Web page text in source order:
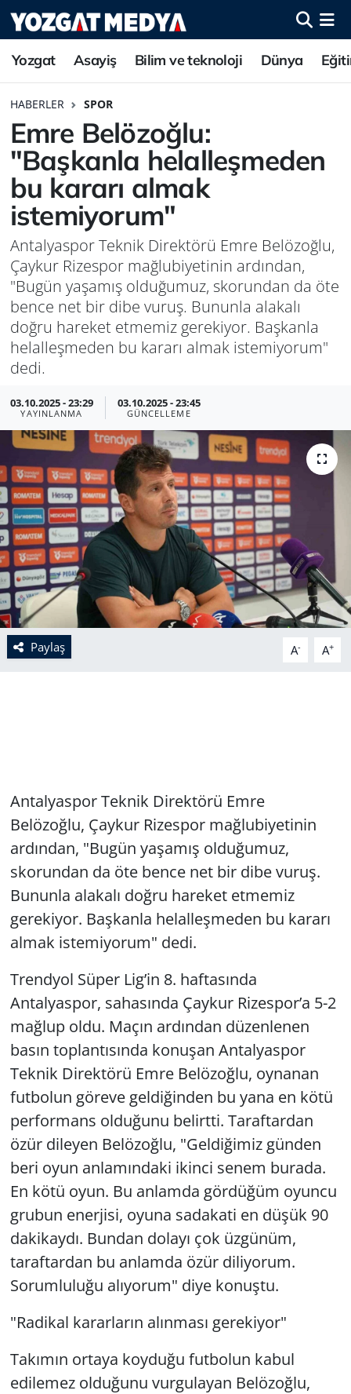
Yozgat Asayiş Bilim ve teknoloji Dünya
HABERLER SPOR
Emre Belözoğlu:
"Başkanla helalleşmeden
bu kararı almak
istemiyorum"
Antalyaspor Teknik Direktörü Emre Belözoğlu,
Çaykur Rizespor mağlubiyetinin ardından,
"Bugün yaşamış olduğumuz, skorundan da öte
bence net bir dibe vuruş. Bununla alakalı
doğru hareket etmemiz gerekiyor. Başkanla
helalleşmeden bu kararı almak istemiyorum"
dedi.
03.10.2025 - 23:29
YAYINLANMA
03.10.2025 - 23:45
GÜNCELLEME
Paylaş A- A+
Antalyaspor Teknik Direktörü Emre
Belözoğlu, Çaykur Rizespor mağlubiyetinin
ardından, "Bugün yaşamış olduğumuz,
skorundan da öte bence net bir dibe vuruş.
Bununla alakalı doğru hareket etmemiz
gerekiyor. Başkanla helalleşmeden bu kararı
almak istemiyorum" dedi.
Trendyol Süper Lig’in 8. haftasında
Antalyaspor, sahasında Çaykur Rizespor’a 5-2
mağlup oldu. Maçın ardından düzenlenen
basın toplantısında konuşan Antalyaspor
Teknik Direktörü Emre Belözoğlu, oynanan
futbolun göreve geldiğinden bu yana en kötü
performans olduğunu belirtti. Taraftardan
özür dileyen Belözoğlu, "Geldiğimiz günden
beri oyun anlamındaki ikinci senem burada.
En kötü oyun. Bu anlamda gördüğüm oyuncu
grubun enerjisi, oyuna sadakati en düşük 90
dakikaydı. Bundan dolayı çok üzgünüm,
taraftardan bu anlamda özür diliyorum.
Sorumluluğu alıyorum" diye konuştu.
"Radikal kararların alınması gerekiyor"
Takımın ortaya koyduğu futbolun kabul
edilemez olduğunu vurgulayan Belözoğlu,